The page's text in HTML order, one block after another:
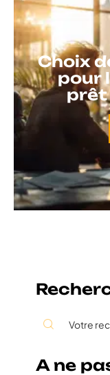
Choix
pour
prêt
A ne